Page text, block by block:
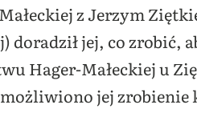
z Jerzym
jej, co zrobić,
Hager-Małeckiej u
jej